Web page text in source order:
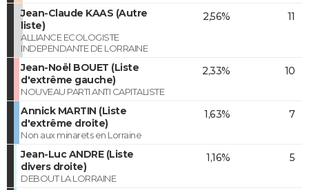
Jean-Claude KAAS (Autre
liste)
ALLIANCE ECOLOGISTE
INDEPENDANTE DE LORRAINE
2,56% 11
Jean-Noël BOUET (Liste
d'extrême gauche)
NOUVEAU PARTI ANTI CAPITALISTE
2,33% 10
Annick MARTIN (Liste
d'extrême droite)
Non aux minarets en Lorraine
1,63% 7
Jean-Luc ANDRE (Liste
divers droite)
DEBOUT LA LORRAINE
1,16% 5